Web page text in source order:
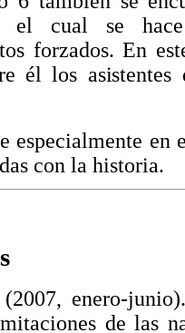
el cual se
forzados. En
él los asistentes
especialmente en
con la historia.
enero-
de las